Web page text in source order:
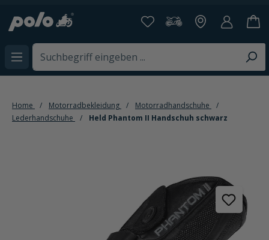
springen
Home Motorradbekleidung
Motorradhandschuhe
Lederhandschuhe
Held Phantom II Handschuh schwarz